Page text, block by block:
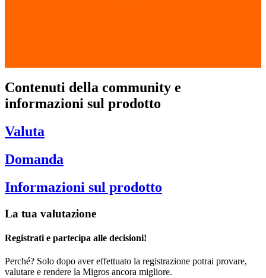
Contenuti della community e
informazioni sul prodotto
Valuta
Domanda
Informazioni sul prodotto
La tua valutazione
Registrati e partecipa alle decisioni!
Perché? Solo dopo aver effettuato la registrazione potrai provare,
valutare e rendere la Migros ancora migliore.